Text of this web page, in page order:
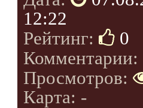
12:22
Рейтинг:
0
Комментарии:
Просмотров:
Карта: -